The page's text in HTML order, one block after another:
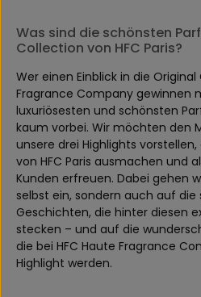
Was sind die schönsten
Collection von HFC Paris?
Wer einen Einblick in die
Fragrance Company gewinnen
luxuriösesten und schönsten
kaum vorbei. Wir möchten den
unsere drei Highlights
von HFC Paris ausmachen und
Kunden erfreuen. Dabei gehen
selbst ein, sondern auch auf die
Geschichten, die hinter diesen
stecken – und auf die
die bei HFC Haute Fragrance
Highlight werden.